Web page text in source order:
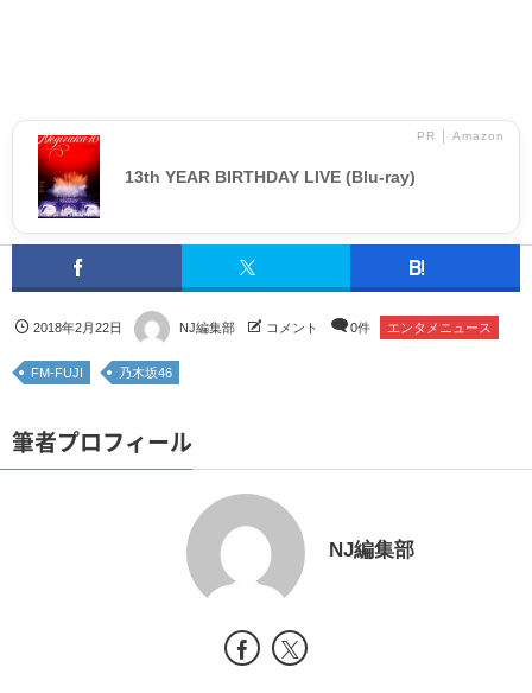
PR │ Amazon
13th YEAR BIRTHDAY LIVE (Blu-ray)
2018年2月22日 NJ編集部 コメント 0件 エンタメニュース
FM-FUJI 乃木坂46
筆者プロフィール
NJ編集部